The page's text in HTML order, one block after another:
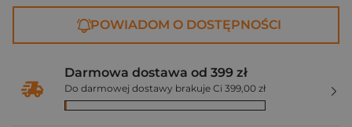
POWIADOM O DOSTĘPNOŚCI
Darmowa dostawa od 399 zł
Do darmowej dostawy brakuje Ci 399,00 zł